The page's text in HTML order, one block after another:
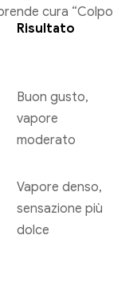
cura “Colpo
Risultato
Buon gusto,
vapore
moderato
Vapore denso,
sensazione più
dolce